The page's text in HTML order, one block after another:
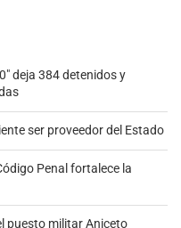
deja 384 detenidos y
ser proveedor del Estado
Penal fortalece la
puesto militar Aniceto